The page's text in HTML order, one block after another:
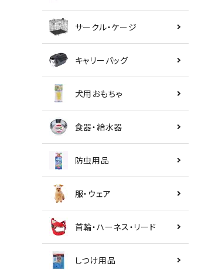
サークル・ケージ
キャリーバッグ
犬用おもちゃ
食器・給水器
防虫用品
服・ウェア
首輪・ハーネス・リード
しつけ用品